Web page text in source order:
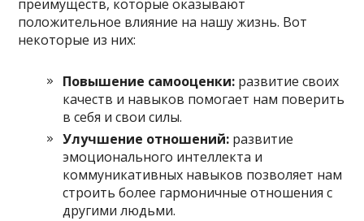
преимуществ, которые оказывают
положительное влияние на нашу жизнь. Вот
некоторые из них:
Повышение самооценки: развитие своих
качеств и навыков помогает нам поверить
в себя и свои силы.
Улучшение отношений: развитие
эмоционального интеллекта и
коммуникативных навыков позволяет нам
строить более гармоничные отношения с
другими людьми.